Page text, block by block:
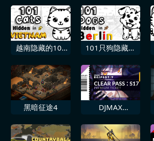
越南隐藏的101
101只狗隐藏在
黑暗征途4
DJMAX
通行证S17 高级